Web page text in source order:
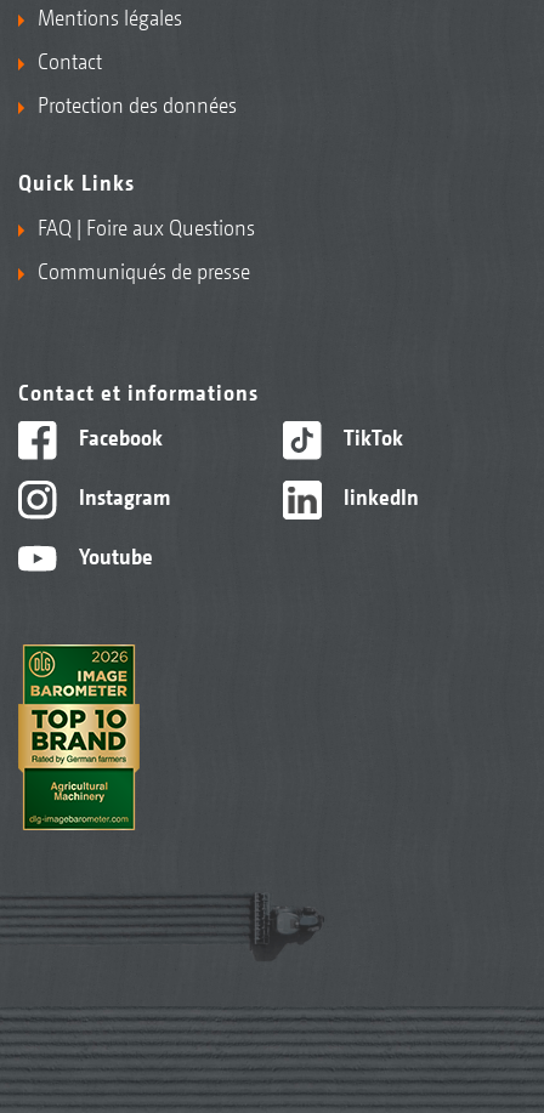
Mentions légales
Contact
Protection des données
Quick Links
FAQ | Foire aux Questions
Communiqués de presse
Contact et informations
Facebook
Instagram
Youtube
TikTok
linkedIn